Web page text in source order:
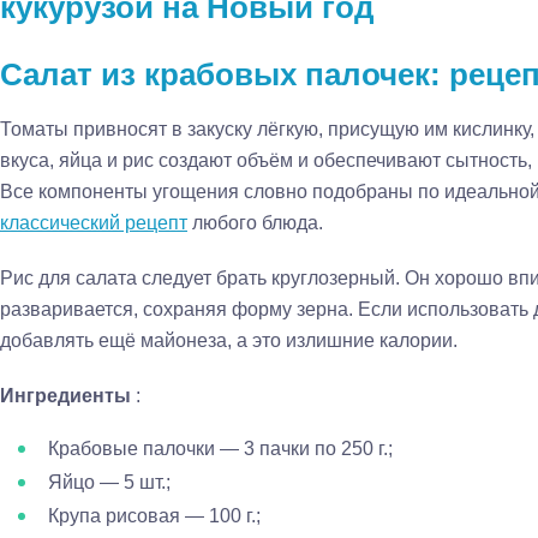
кукурузой на Новый год
Салат из крабовых палочек:
Томаты привносят в закуску лёгкую, присущую им
вкуса, яйца и рис создают объём и обеспечивают
Все компоненты угощения словно подобраны по
классический рецепт любого блюда.
Рис для салата следует брать круглозерный. Он хорошо
разваривается, сохраняя форму зерна. Если использовать
добавлять ещё майонеза, а это излишние калории.
Ингредиенты :
Крабовые палочки — 3 пачки по 250 г.;
Яйцо — 5 шт.;
Крупа рисовая — 100 г.;